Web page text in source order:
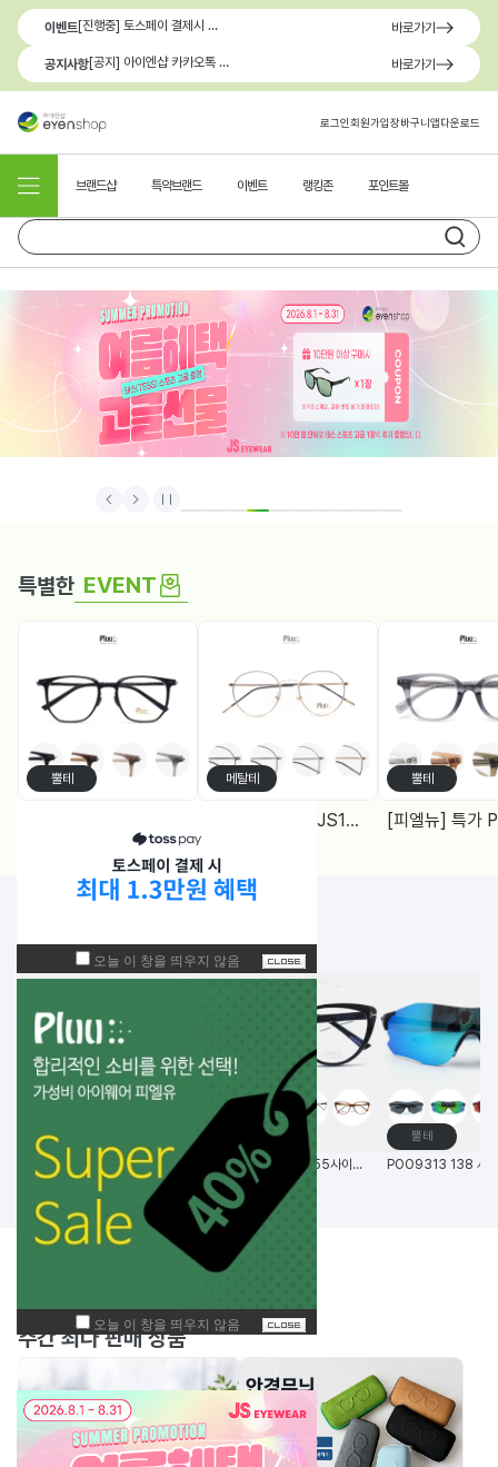
이벤트 [진행중] 토스페이 결제시 최대 1.3만원 혜택 바로가기
공지사항 [공지] 아이엔샵 카카오톡 1:1 문의 채널 이용 안내 바로가기
로그인회원가입장바구니앱다운로드
브랜드샵 특약브랜드 이벤트 랭킹존 포인트몰
Prev Next Stop
특별한 EVENT
뿔테 메탈테
[피엘유] 특가 PJS1988 (50) 메탈원형, 블루라이트 차단렌즈 2Color
뿔테
메탈테
(한국생산) 노보 선글라스 N5006 58사이즈 메탈 사각 선글라스 노보 안경 N81008 55사이즈 고품격 TR 안경
뿔테
주간 최다 판매 상품